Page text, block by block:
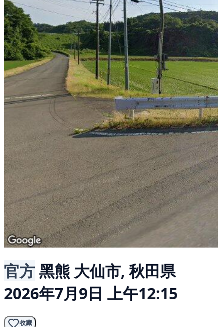
官方黑熊 大仙市, 秋田県
2026年7月9日 上午12:15
收藏